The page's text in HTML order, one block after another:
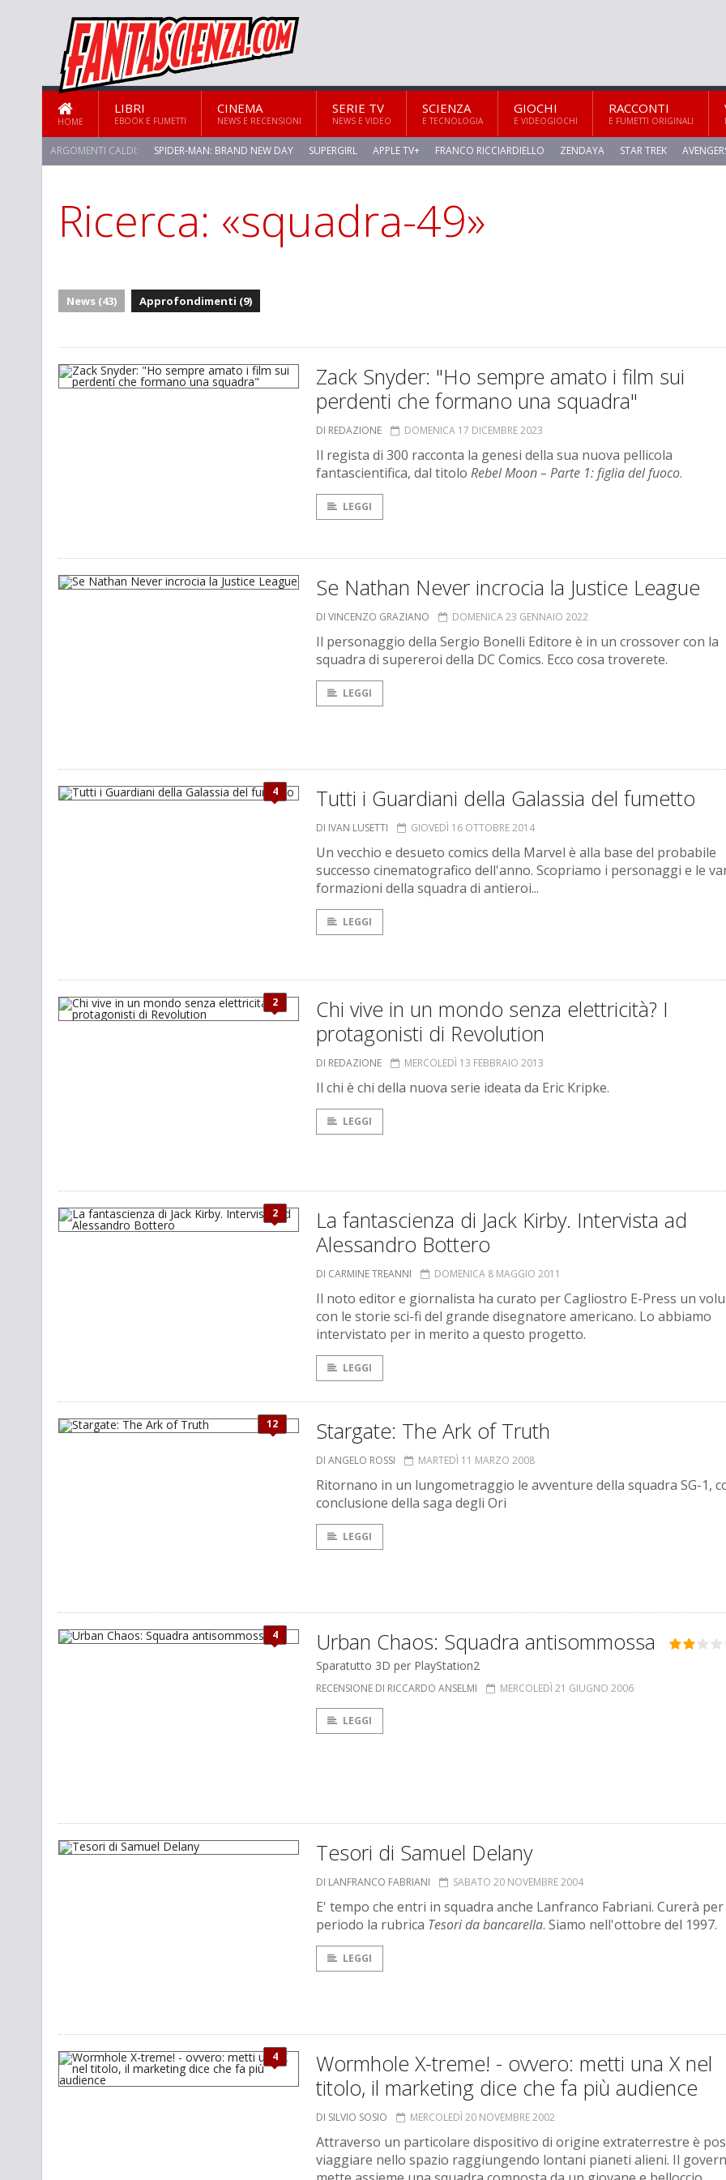
HOME
LIBRI
EBOOK E FUMETTI
CINEMA
NEWS E RECENSIONI
SERIE TV
NEWS E VIDEO
SCIENZA
E TECNOLOGIA
GIOCHI
E VIDEOGIOCHI
RACCONTI
E FUMETTI ORIGINALI
ARGOMENTI CALDI: SPIDER-MAN: BRAND NEW DAY SUPERGIRL APPLE TV+ FRANCO RICCIARDIELLO ZENDAYA STAR TREK
Ricerca: «squadra-49»
News (43) Approfondimenti (9)
Zack Snyder: "Ho sempre amato i film sui
perdenti che formano una squadra"
DI REDAZIONE DOMENICA 17 DICEMBRE 2023
Il regista di 300 racconta la genesi della sua nuova pellicola
fantascientifica, dal titolo Rebel Moon – Parte 1: figlia del fuoco.
LEGGI
Se Nathan Never incrocia la Justice League
DI VINCENZO GRAZIANO DOMENICA 23 GENNAIO 2022
Il personaggio della Sergio Bonelli Editore è in un crossover con la
squadra di supereroi della DC Comics. Ecco cosa troverete.
LEGGI
4 Tutti i Guardiani della Galassia del fumetto
DI IVAN LUSETTI GIOVEDÌ 16 OTTOBRE 2014
Un vecchio e desueto comics della Marvel è alla base del probabile
successo cinematografico dell'anno. Scopriamo i personaggi e le
formazioni della squadra di antieroi...
LEGGI
2
Chi vive in un mondo senza elettricità? I
protagonisti di Revolution
DI REDAZIONE MERCOLEDÌ 13 FEBBRAIO 2013
Il chi è chi della nuova serie ideata da Eric Kripke.
LEGGI
2
La fantascienza di Jack Kirby. Intervista ad
Alessandro Bottero
DI CARMINE TREANNI DOMENICA 8 MAGGIO 2011
Il noto editor e giornalista ha curato per Cagliostro E-Press un
con le storie sci-fi del grande disegnatore americano. Lo abbiamo
intervistato per in merito a questo progetto.
LEGGI
12 Stargate: The Ark of Truth
DI ANGELO ROSSI MARTEDÌ 11 MARZO 2008
Ritornano in un lungometraggio le avventure della squadra SG-1,
conclusione della saga degli Ori
LEGGI
4 Urban Chaos: Squadra antisommossa
Sparatutto 3D per PlayStation2
RECENSIONE DI RICCARDO ANSELMI MERCOLEDÌ 21 GIUGNO 2006
LEGGI
Tesori di Samuel Delany
DI LANFRANCO FABRIANI SABATO 20 NOVEMBRE 2004
E' tempo che entri in squadra anche Lanfranco Fabriani. Curerà
periodo la rubrica Tesori da bancarella. Siamo nell'ottobre del 1997.
LEGGI
4
Wormhole X-treme! - ovvero: metti una X nel
titolo, il marketing dice che fa più audience
DI SILVIO SOSIO MERCOLEDÌ 20 NOVEMBRE 2002
Attraverso un particolare dispositivo di origine extraterrestre è
viaggiare nello spazio raggiungendo lontani pianeti alieni. Il